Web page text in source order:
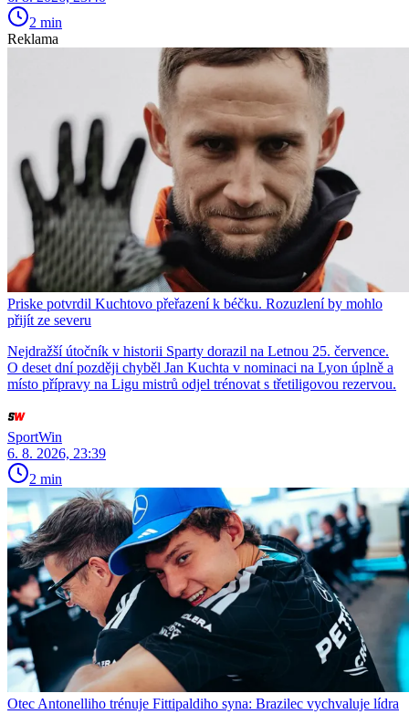
2 min
Reklama
Priske potvrdil Kuchtovo přeřazení k béčku. Rozuzlení by mohlo
přijít ze severu
Nejdražší útočník v historii Sparty dorazil na Letnou 25. července.
O deset dní později chyběl Jan Kuchta v nominaci na Lyon úplně a
místo přípravy na Ligu mistrů odjel trénovat s třetiligovou rezervou.
SportWin
6. 8. 2026, 23:39
2 min
Otec Antonelliho trénuje Fittipaldiho syna: Brazilec vychvaluje lídra